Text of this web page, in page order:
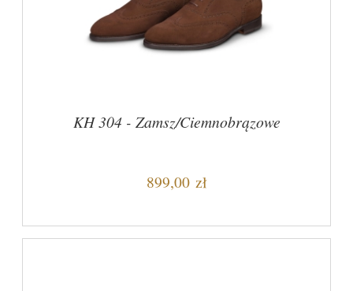
KH 304 - Zamsz/Ciemnobrązowe
899,00 zł